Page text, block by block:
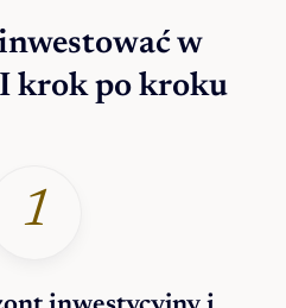
w
krok po kroku
1